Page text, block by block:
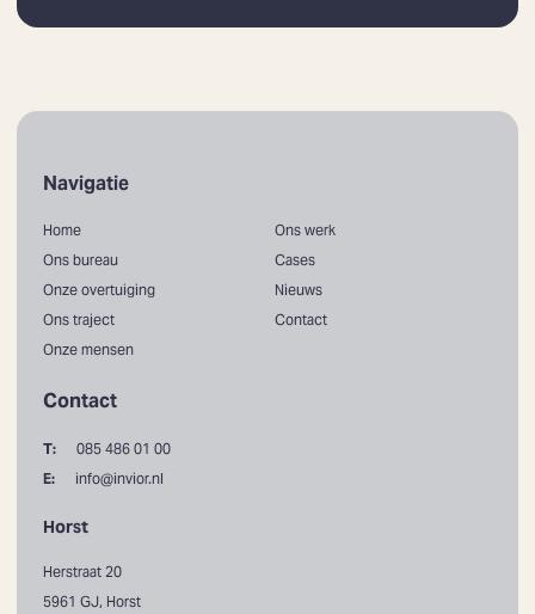
Navigatie
Home
Ons bureau
Onze overtuiging
Ons traject
Onze mensen
Ons werk
Cases
Nieuws
Contact
Contact
T:
085 486 01 00
E:
info@invior.nl
Horst
Herstraat 20
5961 GJ, Horst